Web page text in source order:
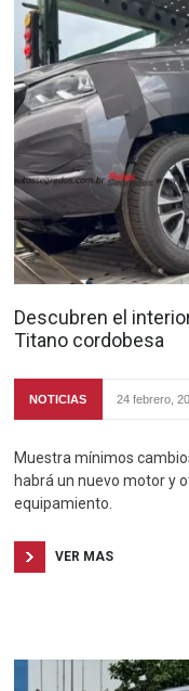
Descubren el
Titano cordobesa
NOTICIAS 24 febrero,
Muestra mínimos
habrá un nuevo motor y
equipamiento.
VER MAS